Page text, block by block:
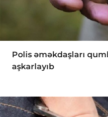
Polis əməkdaşları
aşkarlayıb